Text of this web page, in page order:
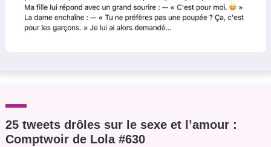
25 tweets drôles sur le sexe et l’amour :
Comptwoir de Lola #630